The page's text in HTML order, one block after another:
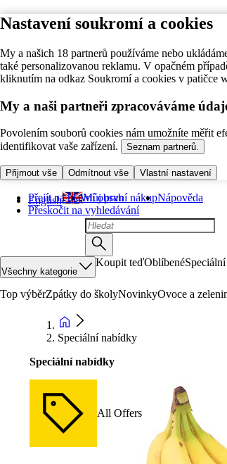
Nastavení soukromí a cookies
My a našich 18 partnerů používáme nebo
také personalizovanou reklamu. V opačném
kliknutím na odkaz Soukromí a cookies v patičce
My a naši partneři zpracováváme
Povolením souborů cookies nám umožníte měřit
identifikovat vaše zařízení.
Seznam partnerů.
Přijmout vše Odmítnout vše Vlastní nastavení
Přejít na hlavní obsah
Přeskočit na vyhledávání
English Můj první nákupNápověda
Všechny kategorie
Koupit teďOblíbené
Top výběrZpátky do školyNovinkyOvoce a
Speciální nabídky
Speciální nabídky
All Offers